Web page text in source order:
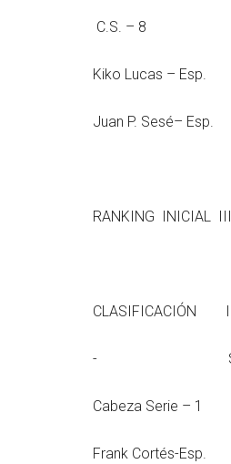
C.S. – 8
Kiko
Juan P. Sesé– Esp.
RANKING INICIAL III
- SAGUNTO
Cabeza Serie – 1
Frank